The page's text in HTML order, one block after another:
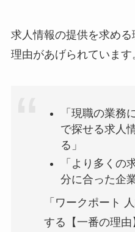
求人情報の提供を求め
理由があげられています
「現職の業務
で探せる求人
る」
「より多くの
分に合った企
「ワークポート
する【一番の理由